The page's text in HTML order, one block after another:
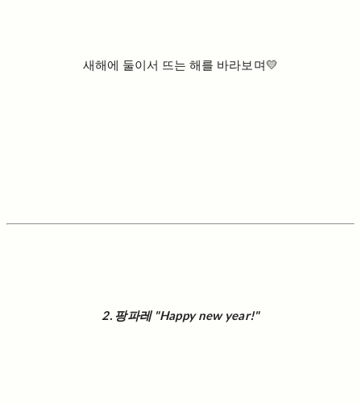
새해에 둘이서 뜨는 해를 바라보며💛
2. 팡파레 "Happy new year!"